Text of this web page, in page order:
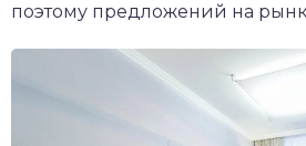
поэтому предложений на